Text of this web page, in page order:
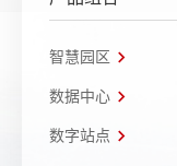
智慧园区
数据中心
数字站点